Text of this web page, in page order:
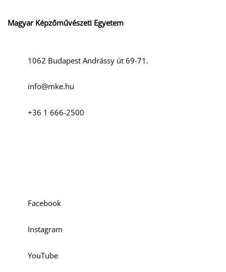
Magyar Képzőművészeti Egyetem
1062 Budapest Andrássy út 69-71.
info@mke.hu
+36 1 666-2500
Facebook
Instagram
YouTube